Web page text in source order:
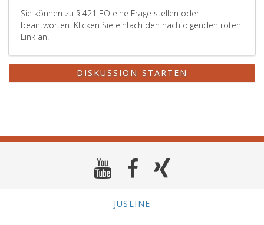
Sie können zu § 421 EO eine Frage stellen oder
beantworten. Klicken Sie einfach den nachfolgenden roten
Link an!
DISKUSSION STARTEN
JUSLINE